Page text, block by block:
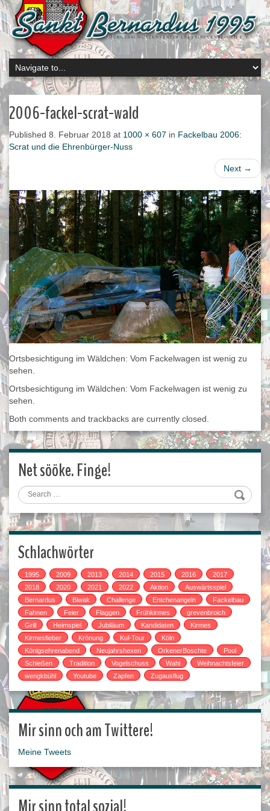
2006-fackel-scrat-wald
Published 8. Februar 2018 at 1000 × 607 in Fackelbau 2006:
Scrat und die Ehrenbürger-Nuss
Next →
Ortsbesichtigung im Wäldchen: Vom Fackelwagen ist wenig zu
sehen.
Ortsbesichtigung im Wäldchen: Vom Fackelwagen ist wenig zu
sehen.
Both comments and trackbacks are currently closed.
Net sööke. Finge!
Search
Schlachwörter
1995 2009 2013 2014 2015 2016
2017
2018
2020 2021 2022 Aktion
Auswärtsspiel
Bernardus
Biwak Challenge Entchenangeln
Fackelbau
Fahnen
Feier Flaggen Frühkirmes
grevenbroich
Grill
Heimspiel Jubiläum Kandidaten
Kirmes
Kirmesfieber
Krönung Kul-Tour
Köln
Königsehrenabend
Neujahrshexen OrkenerBoschte
Pool
Schießen
Tradition Vogelschuss Wahl
Weihnachtsfeier
wengkbühl
Youtube Zapfen Zugausflug
Mir sinn och am Twittere!
Meine Tweets